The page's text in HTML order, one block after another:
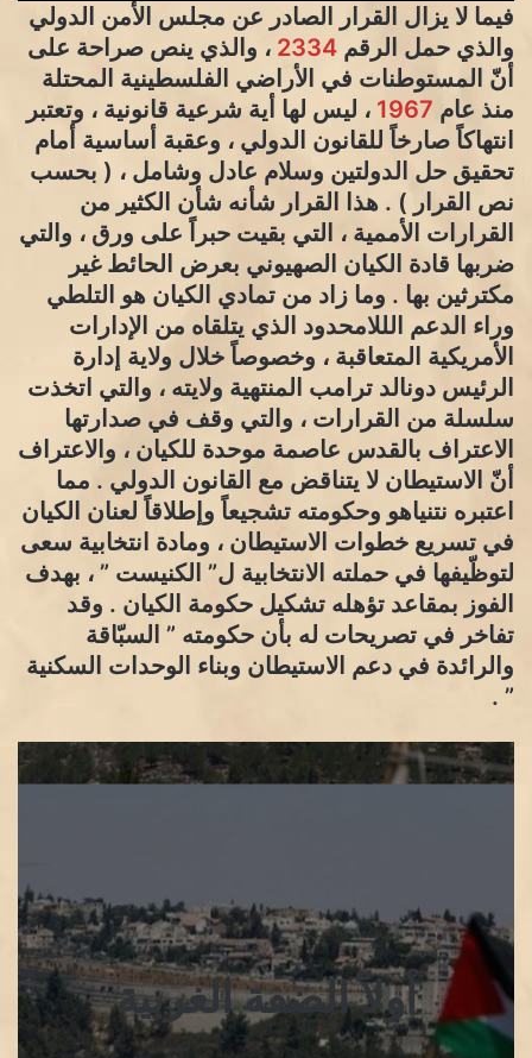
فيما لا يزال القرار الصادر عن مجلس الأمن الدولي
والذي حمل الرقم 2334 ، والذي ينص صراحة على
أنّ المستوطنات في الأراضي الفلسطينية المحتلة
منذ عام 1967 ، ليس لها أية شرعية قانونية ، وتعتبر
انتهاكاً صارخاً للقانون الدولي ، وعقبة أساسية أمام
تحقيق حل الدولتين وسلام عادل وشامل ، ( بحسب
نص القرار ) . هذا القرار شأنه شأن الكثير من
القرارات الأممية ، التي بقيت حبراً على ورق ، والتي
ضربها قادة الكيان الصهيوني بعرض الحائط غير
مكترثين بها . وما زاد من تمادي الكيان هو التلطي
وراء الدعم الللامحدود الذي يتلقاه من الإدارات
الأمريكية المتعاقبة ، وخصوصاً خلال ولاية إدارة
الرئيس دونالد ترامب المنتهية ولايته ، والتي اتخذت
سلسلة من القرارات ، والتي وقف في صدارتها
الاعتراف بالقدس عاصمة موحدة للكيان ، والاعتراف
أنّ الاستيطان لا يتناقض مع القانون الدولي . مما
اعتبره نتنياهو وحكومته تشجيعاً وإطلاقاً لعنان الكيان
في تسريع خطوات الاستيطان ، ومادة انتخابية سعى
لتوظّيفها في حملته الانتخابية ل” الكنيست ” ، بهدف
الفوز بمقاعد تؤهله تشكيل حكومة الكيان . وقد
تفاخر في تصريحات له بأن حكومته ” السبّاقة
والرائدة في دعم الاستيطان وبناء الوحدات السكنية
” .
أولاً الضفة الغربية